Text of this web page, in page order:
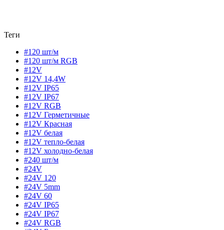
Теги
#120 шт/м
#120 шт/м RGB
#12V
#12V 14,4W
#12V IP65
#12V IP67
#12V RGB
#12V Герметичные
#12V Красная
#12V белая
#12V тепло-белая
#12V холодно-белая
#240 шт/м
#24V
#24V 120
#24V 5mm
#24V 60
#24V IP65
#24V IP67
#24V RGB